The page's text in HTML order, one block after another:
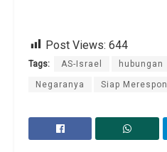
Post Views: 644
Tags: AS-Israel hubungan
Negaranya Siap